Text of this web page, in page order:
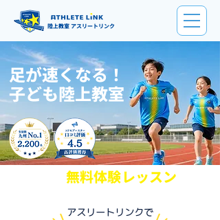
陸上教室 アスリートリンク
足が速くなる！
​子ども陸上教室
無料体験レッスン
アスリートリンクで